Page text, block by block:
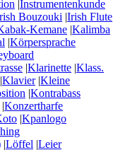
|Instrumentenkunde
Bouzouki |Irish Flute
Kemane |Kalimba
|Körpersprache
|Klarinette |Klass.
|Klavier|Kleine
|Kontrabass
|Konzertharfe
|Kpanlogo
|Löffel |Leier